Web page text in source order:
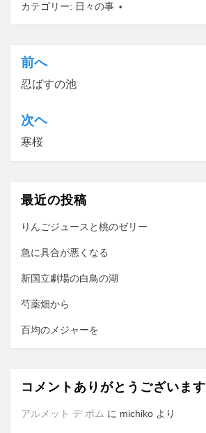
カテゴリー: 日々の事
投
稿
ナ
ビ
シ
ョ
ン
前へ
忍ばすの池
次ヘ
寒桜
最近の投稿
りんごジュースと桃のゼリー
急に具合が悪くなる
新国立劇場の白鳥の湖
芍薬畑から
百均のメジャーを
コメントありがとうございます
アルメット デ ポム に michiko より